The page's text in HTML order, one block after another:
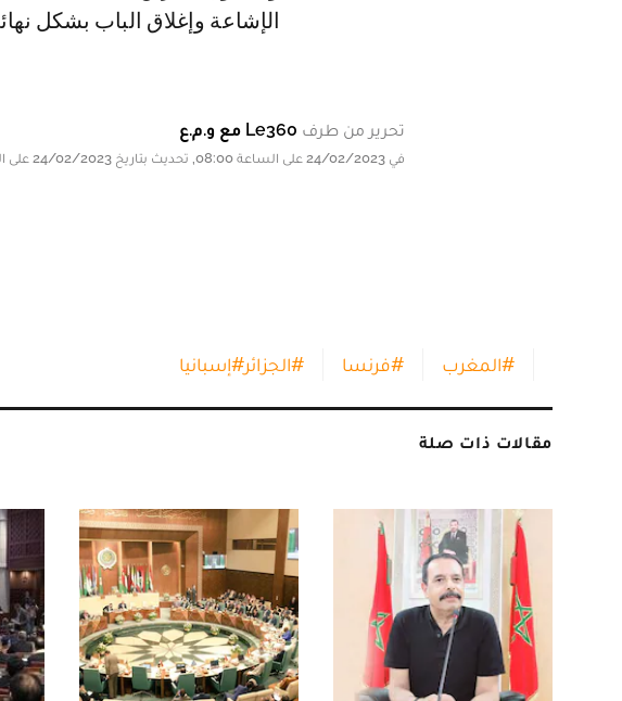
الإشاعة وإغلاق الباب بشكل
تحرير من طرف Le360 مع و.م.ع
في 24/02/2023 على الساعة 08:00, تحديث بتاريخ 24/02/2023 على الساعة 08:00
#المغرب #فرنسا #الجزائر#إسبانيا
مقالات ذات صلة